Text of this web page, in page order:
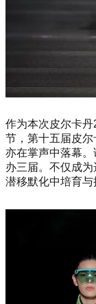
作为本次皮尔卡
节，第十五届皮
亦在掌声中落幕
办三届。不仅成
潜移默化中培育与